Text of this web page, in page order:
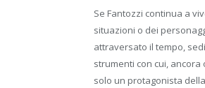
Se Fantozzi continua a
situazioni o dei
attraversato il tempo,
strumenti con cui,
solo un protagonista